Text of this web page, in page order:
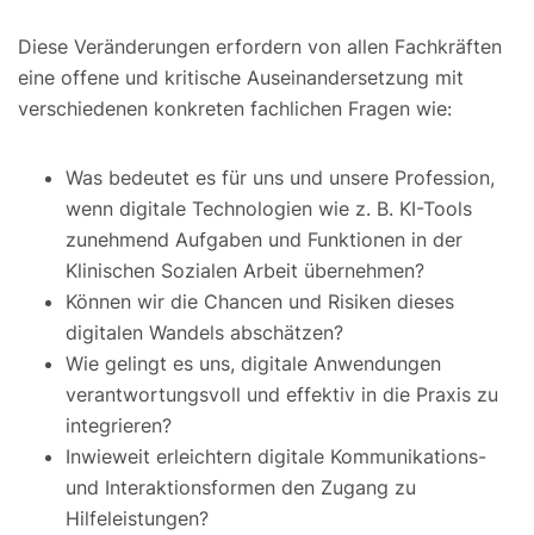
Diese Veränderungen erfordern von allen Fachkräften
eine offene und kritische Auseinandersetzung mit
verschiedenen konkreten fachlichen Fragen wie:
Was bedeutet es für uns und unsere Profession,
wenn digitale Technologien wie z. B. KI-Tools
zunehmend Aufgaben und Funktionen in der
Klinischen Sozialen Arbeit übernehmen?
Können wir die Chancen und Risiken dieses
digitalen Wandels abschätzen?
Wie gelingt es uns, digitale Anwendungen
verantwortungsvoll und effektiv in die Praxis zu
integrieren?
Inwieweit erleichtern digitale Kommunikations-
und Interaktionsformen den Zugang zu
Hilfeleistungen?